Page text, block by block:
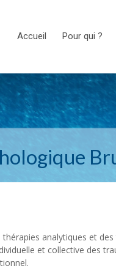
Accueil Pour qui ?
analytiques et
et collective des